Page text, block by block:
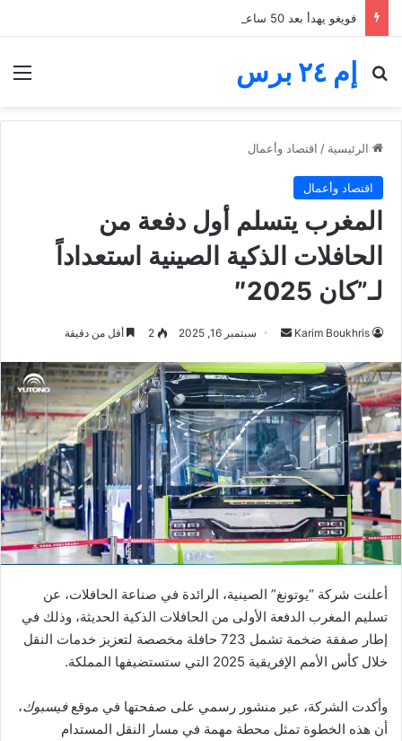
إم ٢٤ برس
بحث عن
الرئيسية / اقتصاد وأعمال
اقتصاد وأعمال
المغرب يتسلم أول دفعة من
الحافلات الذكية الصينية استعداداً
لـ”كان 2025″
Karim Boukhris
أرسل
إلكترونيا
سبتمبر 16, 2025 2 أقل من دقيقة
أعلنت شركة “يوتونغ” الصينية، الرائدة في صناعة الحافلات، عن
تسليم المغرب الدفعة الأولى من الحافلات الذكية الحديثة، وذلك في
إطار صفقة ضخمة تشمل 723 حافلة مخصصة لتعزيز خدمات النقل
خلال كأس الأمم الإفريقية 2025 التي ستستضيفها المملكة.
وأكدت الشركة، عبر منشور رسمي على صفحتها في موقعفيسبوك،
أن هذه الخطوة تمثل محطة مهمة في مسار النقل المستدام